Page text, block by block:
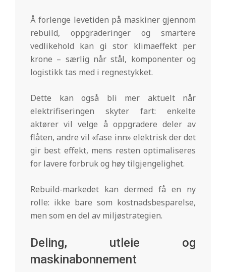
Å forlenge levetiden på maskiner gjennom
rebuild, oppgraderinger og smartere
vedlikehold kan gi stor klimaeffekt per
krone – særlig når stål, komponenter og
logistikk tas med i regnestykket.
Dette kan også bli mer aktuelt når
elektrifiseringen skyter fart: enkelte
aktører vil velge å oppgradere deler av
flåten, andre vil «fase inn» elektrisk der det
gir best effekt, mens resten optimaliseres
for lavere forbruk og høy tilgjengelighet.
Rebuild-markedet kan dermed få en ny
rolle: ikke bare som kostnadsbesparelse,
men som en del av miljøstrategien.
Deling, utleie og
maskinabonnement